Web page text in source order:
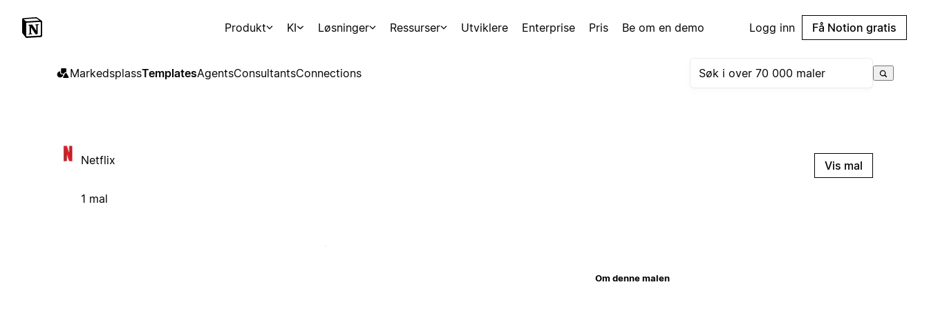
Produkt KI Løsninger Ressurser Utviklere Enterprise Pris Be om en demo Logg inn Få Notion gratis
MarkedsplassTemplatesAgentsConsultantsConnections
Netflix
1 mal
Vis mal
Om denne malen